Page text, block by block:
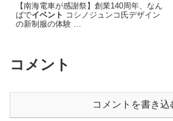
【南海電車が感謝祭】創業140周年、なん
ばでイベント コシノジュンコ氏デザイン
の新制服の体験 …
コメント
コメントを書き込